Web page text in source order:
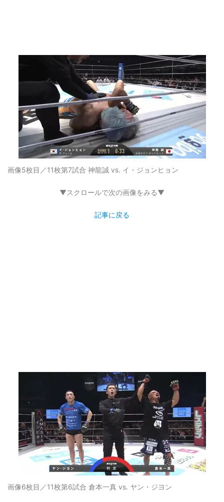
画像5枚目／11枚第7試合 神龍誠 vs. イ・ジョンヒョン
▼スクロールで次の画像をみる▼
記事に戻る
画像6枚目／11枚第6試合 倉本一真 vs. ヤン・ジヨン